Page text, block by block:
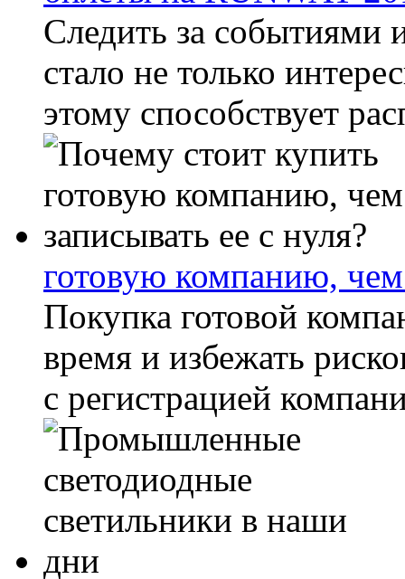
Следить за событиями
стало не только
этому способствует
готовую компанию, чем
Покупка готовой
время и избежать
с регистрацией